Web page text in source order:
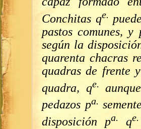
Conchitas qe.
pastos comunes,
según la
quarenta chacras
quadras de frente
quadra, qe.
pedazos pa.
disposición pa. q